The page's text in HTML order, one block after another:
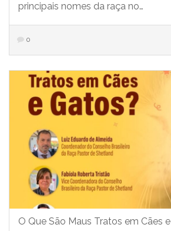
principais nomes da raça no…
0
O Que São Maus Tratos em Cães